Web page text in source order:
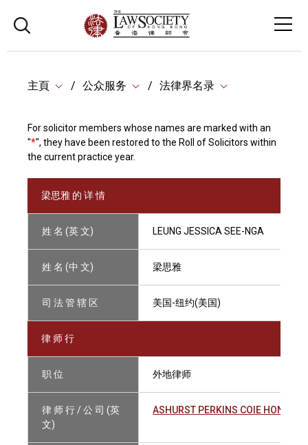
主頁 公众服务 法律界名录
For solicitor members whose names are marked with an
"*", they have been restored to the Roll of Solicitors within
the current practice year.
梁思雅 的 详 情
姓 名 (英 文) LEUNG JESSICA SEE-NGA
姓 名 (中 文) 梁思雅
司 法 管 辖 区 美国-纽约(美国)
律 师 行
职 位 外地律师
律 师 行 / 公 司 (英
文)
ASHURST PERKINS COIE HONG